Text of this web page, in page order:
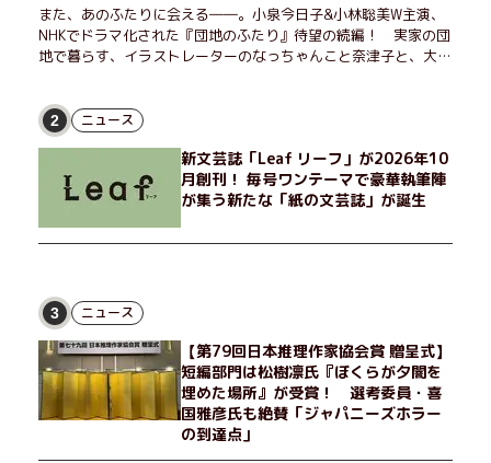
また、あのふたりに会える――。小泉今日子&小林聡美W主演、
NHKでドラマ化された『団地のふたり』待望の続編！ 実家の団
地で暮らす、イラストレーターのなっちゃんこと奈津子と、大学
げたり、部屋でふたりだけの「台湾映画祭」を催したり。50代
独身、幼なじみの変わらぬ友情とささやかな幸せの日々を描く。
2 ニュース
新文芸誌「Leaf リーフ」が2026年10
月創刊！ 毎号ワンテーマで豪華執筆陣
が集う新たな「紙の文芸誌」が誕生
3 ニュース
【第79回日本推理作家協会賞 贈呈式】
短編部門は松樹凛氏『ぼくらが夕闇を
埋めた場所』が受賞！ 選考委員・喜
国雅彦氏も絶賛「ジャパニーズホラー
の到達点」